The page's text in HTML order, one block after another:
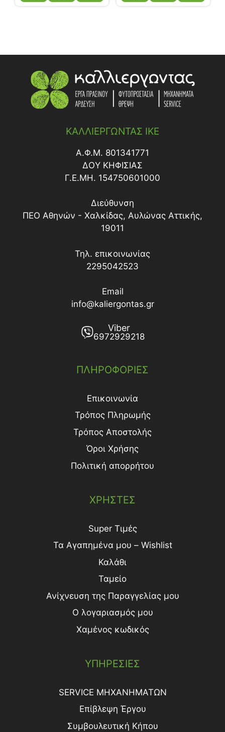
ΚΑΛΛΙΕΡΓΩΝΤΑΣ ΙΚΕ
Α.Φ.Μ. 801341771
ΔΟY ΚΗΦΙΣΙΑΣ
Γ.Ε.ΜΗ. 154750601000
Διεύθυνση
ΠΕΟ Αθηνών - Χαλκίδας, Αυλώνας Αττικής,
19011
Τηλ. επικοινωνίας
2295042523
Email
info@kaliergontas.gr
Viber
6972929218
ΠΛΗΡΟΦΟΡΙΕΣ
Επικοινωνία
Τρόπος Πληρωμής
Τρόπος Aποστολής
Όροι Χρήσης
Πολιτική απορρήτου
ΧΡΗΣΤΕΣ
Super Τιμές
Τα Αγαπημένα μου – Wishlist
Καλάθι
Ταμείο
Ανίχνευση της Παραγγελίας μου
Ο λογαριασμός μου
Χαμένος κωδικός
ΥΠΗΡΕΣΙΕΣ
SERVICE ΜΗΧΑΝΗΜΑΤΩΝ
Επίβλεψη Έργου
Συμβουλευτική Κήπου